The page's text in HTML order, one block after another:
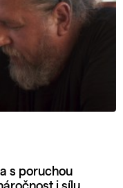
s poruchou